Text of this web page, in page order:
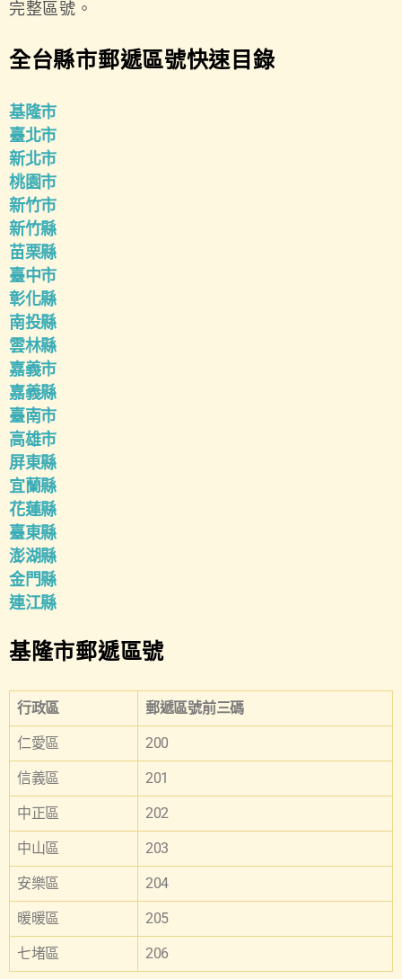
完整區號。
全台縣市郵遞區號快速目錄
基隆市
臺北市
新北市
桃園市
新竹市
新竹縣
苗栗縣
臺中市
彰化縣
南投縣
雲林縣
嘉義市
嘉義縣
臺南市
高雄市
屏東縣
宜蘭縣
花蓮縣
臺東縣
澎湖縣
金門縣
連江縣
基隆市郵遞區號
行政區 郵遞區號前三碼
仁愛區 200
信義區 201
中正區 202
中山區 203
安樂區 204
暖暖區 205
七堵區 206